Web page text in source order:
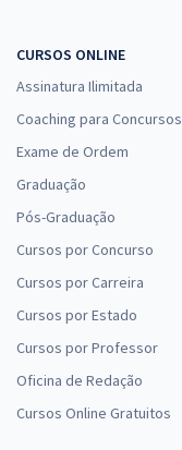
CURSOS ONLINE
Assinatura Ilimitada
Coaching para Concursos
Exame de Ordem
Graduação
Pós-Graduação
Cursos por Concurso
Cursos por Carreira
Cursos por Estado
Cursos por Professor
Oficina de Redação
Cursos Online Gratuitos